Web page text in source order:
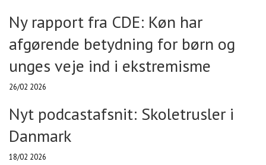
Ny rapport fra CDE: Køn har
afgørende betydning for børn og
unges veje ind i ekstremisme
26/02 2026
Nyt podcastafsnit: Skoletrusler i
Danmark
18/02 2026